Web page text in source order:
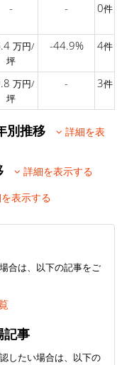
- - 0件
万円/
坪
-44.9% 4件
万円/
坪
- 3件
別推移
詳細を表
詳細を表示する
表示する
合は、以下の記事をご
記事
したい場合は、以下の